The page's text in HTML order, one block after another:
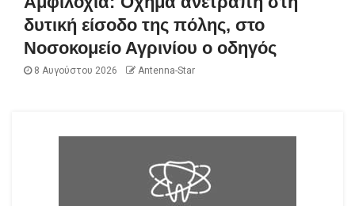
δυτική είσοδο της πόλης, στο
Νοσοκομείο Αγρινίου ο οδηγός
8 Αυγούστου 2026 Antenna-Star